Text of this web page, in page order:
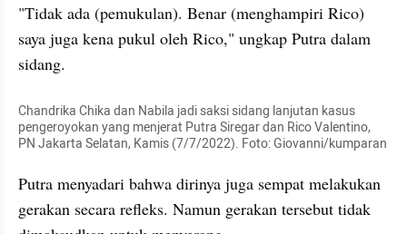
"Tidak ada (pemukulan). Benar (menghampiri Rico)
saya juga kena pukul oleh Rico," ungkap Putra dalam
sidang.
Chandrika Chika dan Nabila jadi saksi sidang lanjutan kasus
pengeroyokan yang menjerat Putra Siregar dan Rico Valentino,
PN Jakarta Selatan, Kamis (7/7/2022). Foto: Giovanni/kumparan
Putra menyadari bahwa dirinya juga sempat melakukan
gerakan secara refleks. Namun gerakan tersebut tidak